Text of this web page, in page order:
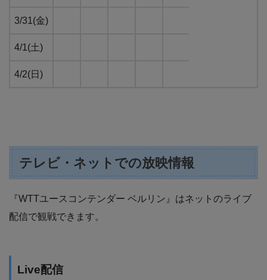
3/31(金)
4/1(土)
4/2(日)
テレビ・ネットでの放映情報
『WTTユースコンテンダー ベルリン』はネットのライブ
配信で観戦できます。
Live配信